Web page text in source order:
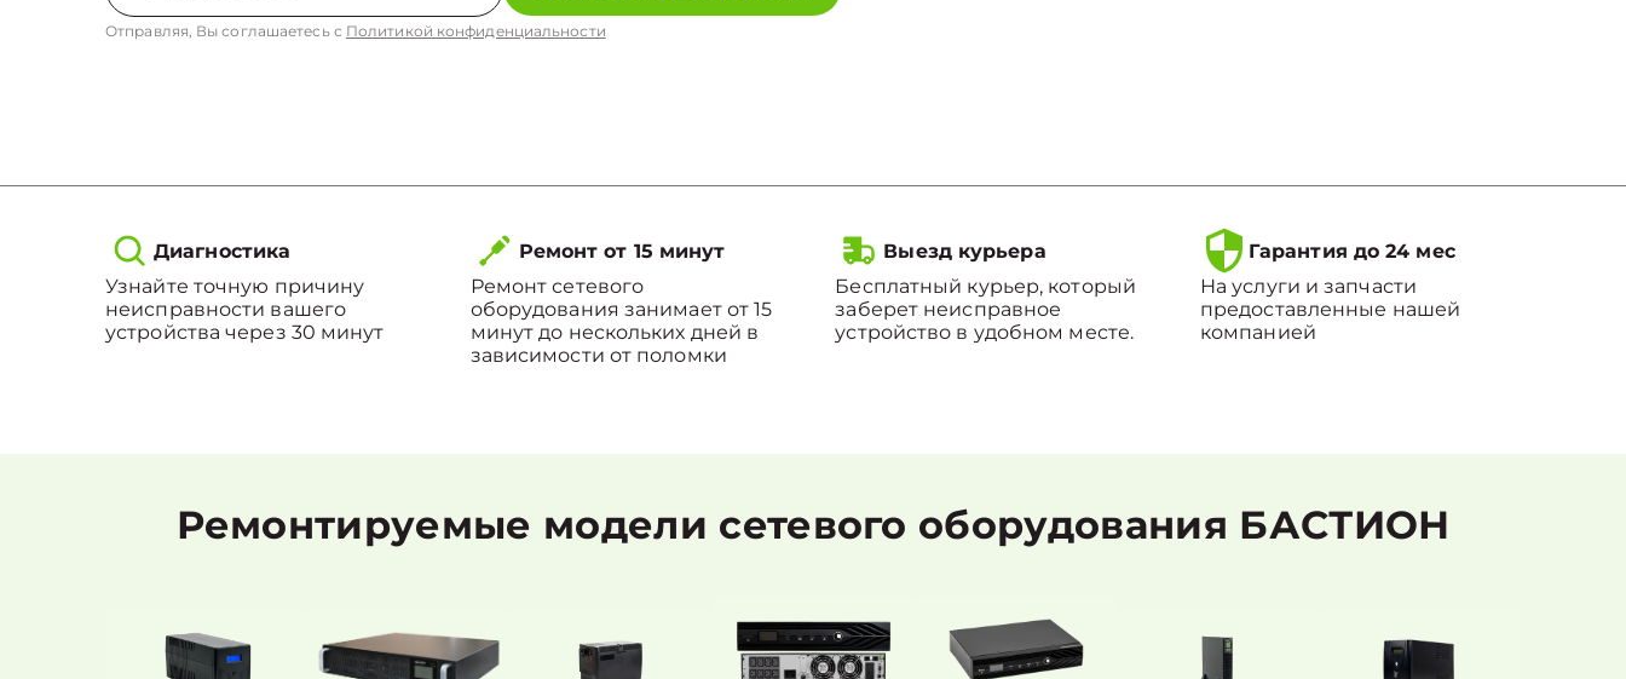
Отправляя, Вы соглашаетесь с Политикой конфиденциальности
Диагностика
Узнайте точную причину
неисправности вашего
устройства через 30 минут
Ремонт от 15 минут
Ремонт сетевого
оборудования занимает от 15
минут до нескольких дней в
зависимости от поломки
Выезд курьера
Бесплатный курьер, который
заберет неисправное
устройство в удобном месте.
Гарантия до 24 мес
На услуги и запчасти
предоставленные нашей
компанией
Ремонтируемые модели сетевого оборудования БАСТИОН